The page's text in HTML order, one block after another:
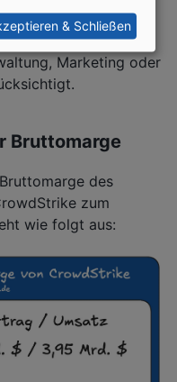
auf die
ist
Marketing oder
Bruttomarge
des
zum
wie folgt aus:
& Schließen